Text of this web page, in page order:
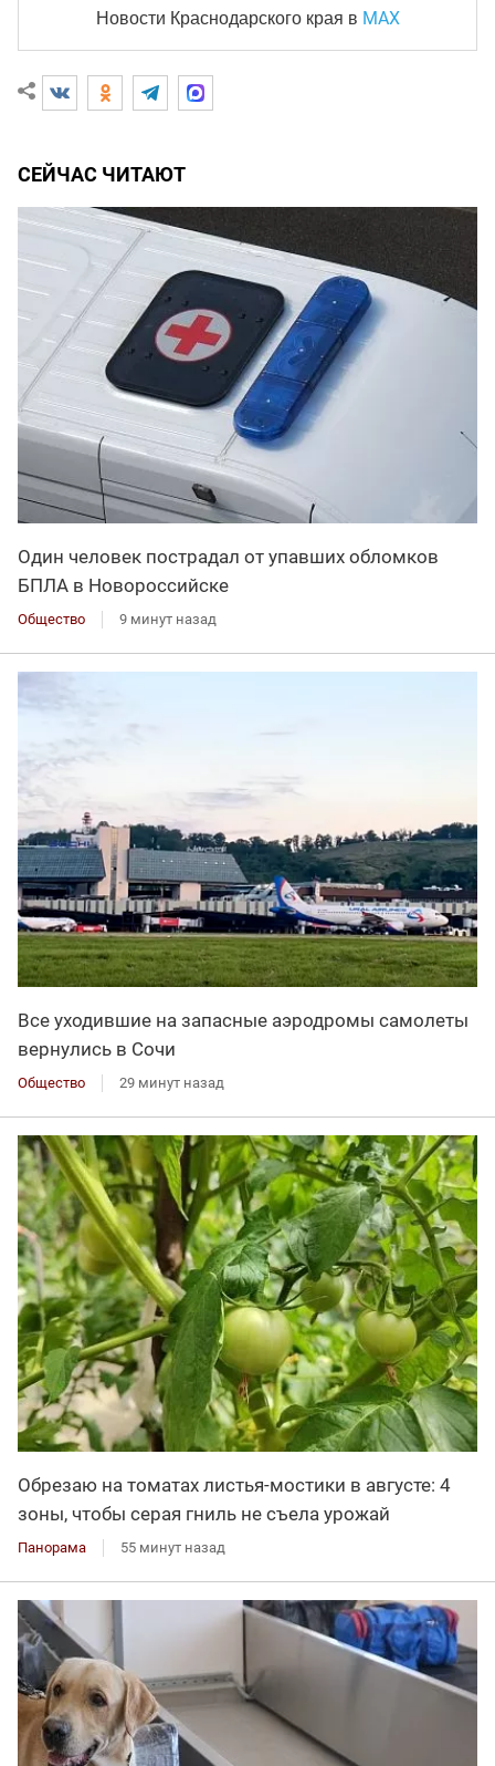
Новости Краснодарского края в MAX
СЕЙЧАС ЧИТАЮТ
Один человек пострадал от упавших обломков
БПЛА в Новороссийске
Общество 9 минут назад
Все уходившие на запасные аэродромы самолеты
вернулись в Сочи
Общество 29 минут назад
Обрезаю на томатах листья-мостики в августе: 4
зоны, чтобы серая гниль не съела урожай
Панорама 55 минут назад